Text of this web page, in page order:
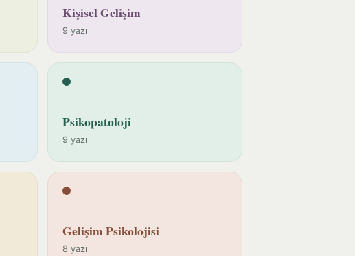
Kişisel Gelişim
9 yazı
Psikopatoloji
9 yazı
Gelişim Psikolojisi
8 yazı